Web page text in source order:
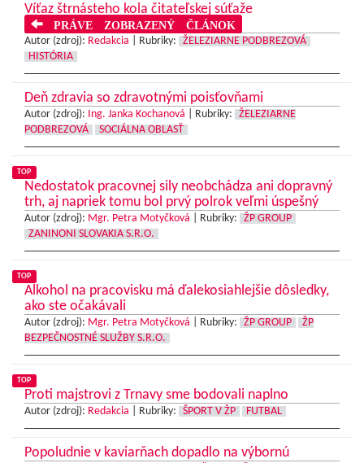
Víťaz štrnásteho kola čitateľskej súťaže
PRÁVE ZOBRAZENÝ ČLÁNOK
Autor (zdroj): Redakcia Rubriky:
ŽELEZIARNE PODBREZOVÁ
HISTÓRIA
Deň zdravia so zdravotnými poisťovňami
Autor (zdroj): Ing. Janka Kochanová Rubriky:
ŽELEZIARNE
PODBREZOVÁ
SOCIÁLNA OBLASŤ
TOP
Nedostatok pracovnej sily neobchádza ani dopravný
trh, aj napriek tomu bol prvý polrok veľmi úspešný
Autor (zdroj): Mgr. Petra Motyčková Rubriky:
ŽP GROUP
ZANINONI SLOVAKIA S.R.O.
TOP
Alkohol na pracovisku má ďalekosiahlejšie dôsledky,
ako ste očakávali
Autor (zdroj): Mgr. Petra Motyčková Rubriky: ŽP GROUP
ŽP
BEZPEČNOSTNÉ SLUŽBY S.R.O.
TOP
Proti majstrovi z Trnavy sme bodovali naplno
Autor (zdroj): Redakcia Rubriky: ŠPORT V ŽP FUTBAL
Popoludnie v kaviarňach dopadlo na výbornú